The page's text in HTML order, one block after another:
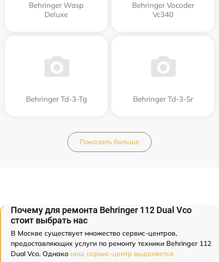
Behringer Wasp
Deluxe
Behringer Vocoder
Vc340
Behringer Td-3-Tg Behringer Td-3-Sr
Показать больше
Почему для ремонта Behringer 112 Dual Vco
стоит выбрать нас
В Москве существует множество сервис-центров,
предоставляющих услуги по ремонту техники Behringer 112
Dual Vco. Однако наш сервис-центр выделяется